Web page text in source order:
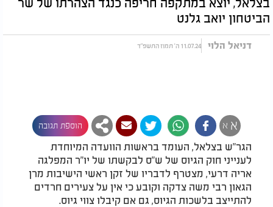
הביטחון יואב גלנט
דניאל הלוי 11.07.24 ה' תמוז התשפ"ד
א א הוספת תגובה
הגר"ש בצלאל, העומד בראשות הוועדה המיוחדת
לענייני חוק הגיוס של ש"ס לבקשתו של יו"ר המפלגה
אריה דרעי, מצטרף לדבריו של זקן ראשי הישיבות מרן
הגאון רבי משה צדקה וקובע כי אין על צעירים חרדים
להתייצב בלשכות הגיוס, גם אם קיבלו צווי גיוס.